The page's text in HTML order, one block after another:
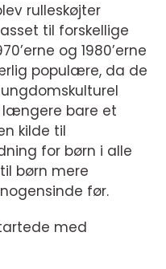
rulleskøjter
til forskellige
og 1980’erne
populære, da de
længere bare et
kilde til
for børn i alle
børn mere
før.
med